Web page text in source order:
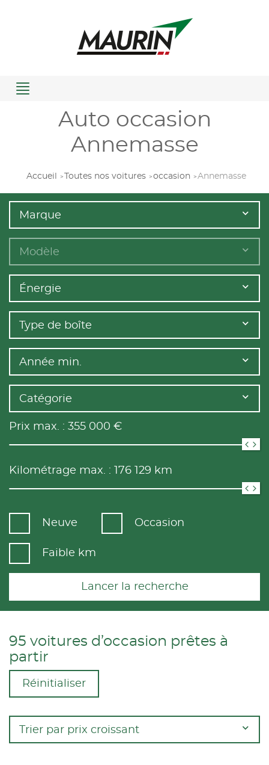
Menu
Auto occasion
Annemasse
Accueil Toutes nos voitures occasion Annemasse
Marque
Modèle
Énergie
Type de boîte
Année min.
Catégorie
Prix max. : 355 000 €
Kilométrage max. : 176 129 km
Neuve Occasion
Faible km
Lancer la recherche
95 voitures d’occasion prêtes à
partir
Réinitialiser
Trier par prix croissant